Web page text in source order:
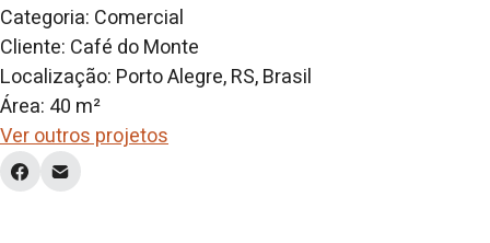
Categoria: Comercial
Cliente: Café do Monte
Localização: Porto Alegre, RS, Brasil
Área: 40 m²
Ver outros projetos